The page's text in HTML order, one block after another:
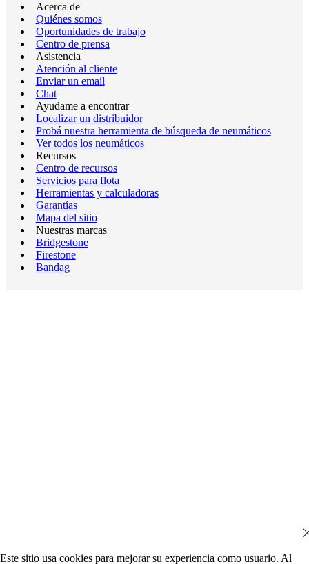
Acerca de
Quiénes somos
Oportunidades de trabajo
Centro de prensa
Asistencia
Atención al cliente
Enviar un email
Chat
Ayudame a encontrar
Localizar un distribuidor
Probá nuestra herramienta de búsqueda de neumáticos
Ver todos los neumáticos
Recursos
Centro de recursos
Servicios para flota
Herramientas y calculadoras
Garantías
Mapa del sitio
Nuestras marcas
Bridgestone
Firestone
Bandag
Este sitio usa cookies para mejorar su experiencia como usuario. Al